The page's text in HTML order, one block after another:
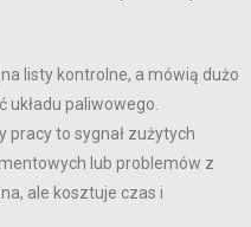
listy kontrolne, a mówią dużo
układu paliwowego.
pracy to sygnał zużytych
lub problemów z
ale kosztuje czas i